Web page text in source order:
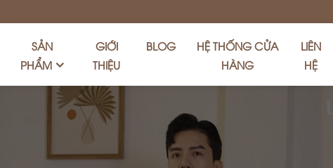
SẢN
PHẨM
GIỚI
THIỆU
BLOG
HỆ THỐNG CỬA
HÀNG
LIÊN
HỆ